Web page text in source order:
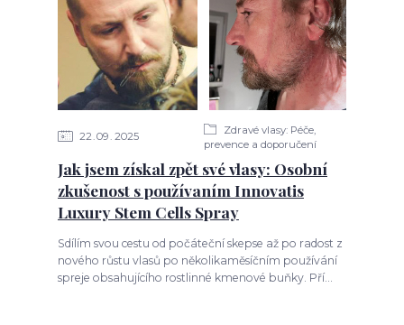
22 09 2025
Zdravé vlasy: Péče,
prevence a doporučení
Jak jsem získal zpět své vlasy: Osobní
zkušenost s používaním Innovatis
Luxury Stem Cells Spray
Sdílím svou cestu od počáteční skepse až po radost z
nového růstu vlasů po několikaměsíčním používání
spreje obsahujícího rostlinné kmenové buňky. Pří...